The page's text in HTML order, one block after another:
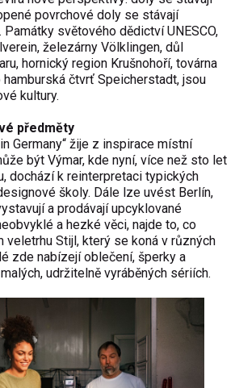
povrchové doly se stávají
světového dědictví UNESCO,
železárny Völklingen, důl
hornický region Krušnohoří, továrna
hamburská čtvrť Speicherstadt, jsou
kultury.
předměty
Germany“ žije z inspirace místní
být Výmar, kde nyní, více než sto let
dochází k reinterpretaci typických
školy. Dále lze uvést Berlín,
a prodávají upcyklované
a hezké věci, najde to, co
veletrhu Stijl, který se koná v různých
zde nabízejí oblečení, šperky a
udržitelně vyráběných sériích.